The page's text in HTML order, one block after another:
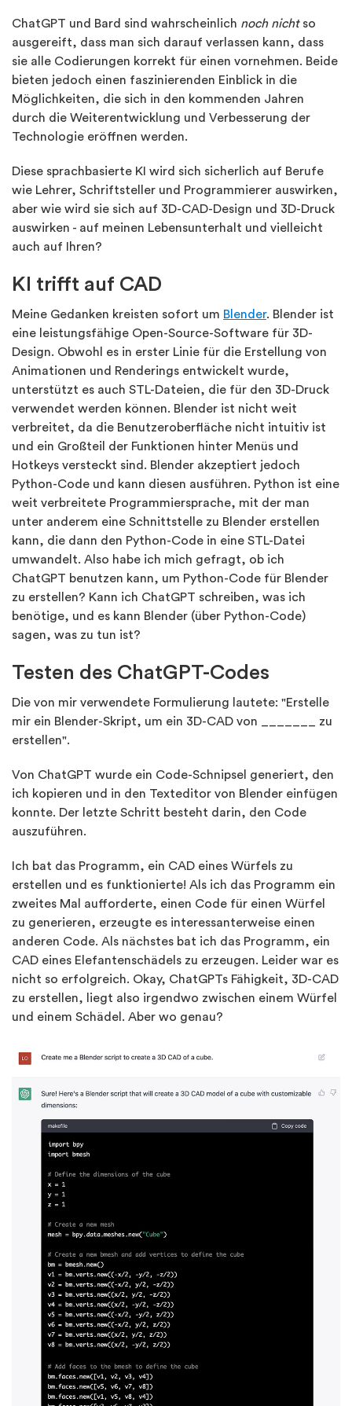
ChatGPT und Bard sind wahrscheinlich noch nichtso
ausgereift, dass man sich darauf verlassen kann, dass
sie alle Codierungen korrekt für einen vornehmen. Beide
bieten jedoch einen faszinierenden Einblick in die
Möglichkeiten, die sich in den kommenden Jahren
durch die Weiterentwicklung und Verbesserung der
Technologie eröffnen werden.
Diese sprachbasierte KI wird sich sicherlich auf Berufe
wie Lehrer, Schriftsteller und Programmierer auswirken,
aber wie wird sie sich auf 3D-CAD-Design und 3D-Druck
auswirken - auf meinen Lebensunterhalt und vielleicht
auch auf Ihren?
KI trifft auf CAD
Meine Gedanken kreisten sofort um Blender. Blender ist
eine leistungsfähige Open-Source-Software für 3D-
Design. Obwohl es in erster Linie für die Erstellung von
Animationen und Renderings entwickelt wurde,
unterstützt es auch STL-Dateien, die für den 3D-Druck
verwendet werden können. Blender ist nicht weit
verbreitet, da die Benutzeroberfläche nicht intuitiv ist
und ein Großteil der Funktionen hinter Menüs und
Hotkeys versteckt sind. Blender akzeptiert jedoch
Python-Code und kann diesen ausführen. Python ist eine
weit verbreitete Programmiersprache, mit der man
unter anderem eine Schnittstelle zu Blender erstellen
kann, die dann den Python-Code in eine STL-Datei
umwandelt. Also habe ich mich gefragt, ob ich
ChatGPT benutzen kann, um Python-Code für Blender
zu erstellen? Kann ich ChatGPT schreiben, was ich
benötige, und es kann Blender (über Python-Code)
sagen, was zu tun ist?
Testen des ChatGPT-Codes
Die von mir verwendete Formulierung lautete: "Erstelle
mir ein Blender-Skript, um ein 3D-CAD von _______ zu
erstellen".
Von ChatGPT wurde ein Code-Schnipsel generiert, den
ich kopieren und in den Texteditor von Blender einfügen
konnte. Der letzte Schritt besteht darin, den Code
auszuführen.
Ich bat das Programm, ein CAD eines Würfels zu
erstellen und es funktionierte! Als ich das Programm ein
zweites Mal aufforderte, einen Code für einen Würfel
zu generieren, erzeugte es interessanterweise einen
anderen Code. Als nächstes bat ich das Programm, ein
CAD eines Elefantenschädels zu erzeugen. Leider war es
nicht so erfolgreich. Okay, ChatGPTs Fähigkeit, 3D-CAD
zu erstellen, liegt also irgendwo zwischen einem Würfel
und einem Schädel. Aber wo genau?